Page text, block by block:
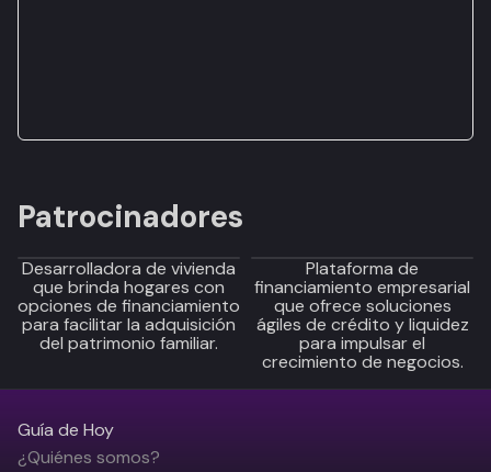
Patrocinadores
Desarrolladora de vivienda
que brinda hogares con
opciones de financiamiento
para facilitar la adquisición
del patrimonio familiar.
Plataforma de
financiamiento empresarial
que ofrece soluciones
ágiles de crédito y liquidez
para impulsar el
crecimiento de negocios.
Guía de Hoy
¿Quiénes somos?